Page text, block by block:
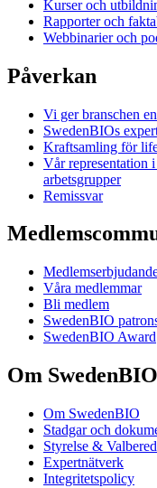
Kurser och
Rapporter och
Webbinarier och
Påverkan
Vi ger branschen
SwedenBIOs
Kraftsamling för
Vår representation
arbetsgrupper
Remissvar
Våra medlemmar
Bli medlem
SwedenBIO
SwedenBIO Award
Om SwedenBIO
Om SwedenBIO
Stadgar och
Styrelse &
Expertnätverk
Integritetspolicy